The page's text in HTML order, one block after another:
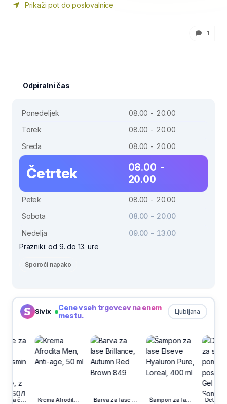
Prikaži pot do poslovalnice
1
Odpiralni čas
Ponedeljek
08.00 - 20.00
Torek
08.00 - 20.00
Sreda
08.00 - 20.00
Četrtek
08.00 -
20.00
Petek
08.00 - 20.00
Sobota
08.00 - 20.00
Nedelja
09.00 - 13.00
Prazniki: od 9. do 13. ure
Sporoči napako
Sivix Ljubljana
Cene vseh trgovcev na enem
mestu.
Krema Afrodita Men, Anti-age, 50 ml Barva za lase Brillance, Autumn Red Brown 849 Šampon za lase Elseve Hyaluron Pure, Loreal, 400 ml